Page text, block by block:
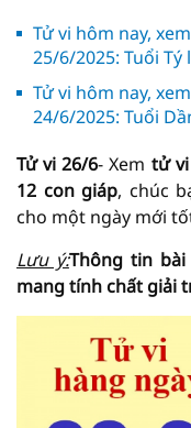
Tử vi hôm nay,
25/6/2025: Tuổi
Tử vi hôm nay,
24/6/2025: Tuổi
Tử vi 26/6- Xem tử
12 con giáp, chúc
cho một ngày mới
Lưu ý:Thông tin bài
mang tính chất giải